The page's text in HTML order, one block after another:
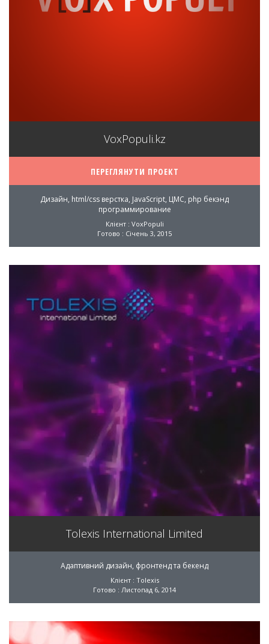
VoxPopuli.kz
ПЕРЕГЛЯНУТИ ПРОЕКТ
Дизайн, html/css верстка, JavaScript, ЦМС, php бекэнд
программирование
Клієнт : VoxPopuli
Готово : Січень 3, 2015
Tolexis International Limited
Адаптивний дизайн, фронтенд та бекенд
Клієнт : Tolexis
Готово : Листопад 6, 2014